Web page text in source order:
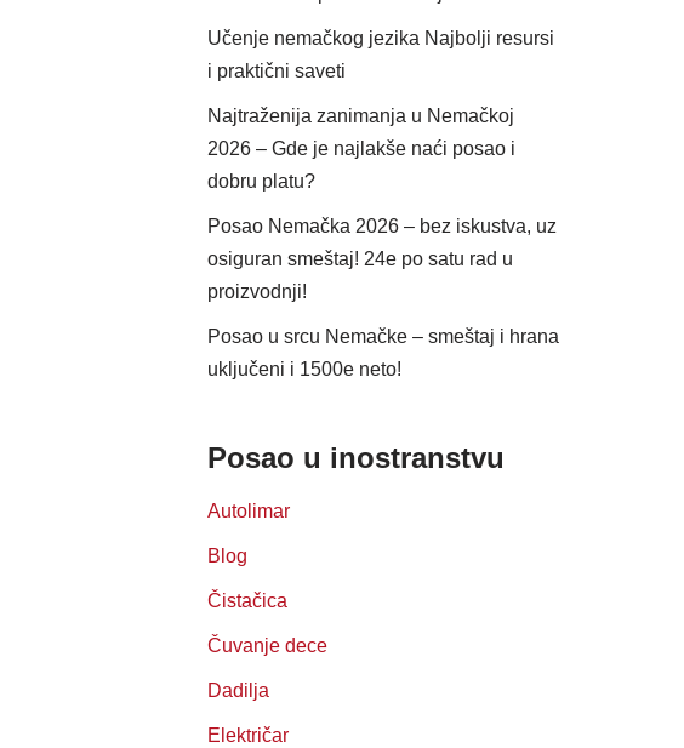
Učenje nemačkog jezika Najbolji resursi
i praktični saveti
Najtraženija zanimanja u Nemačkoj
2026 – Gde je najlakše naći posao i
dobru platu?
Posao Nemačka 2026 – bez iskustva, uz
osiguran smeštaj! 24e po satu rad u
proizvodnji!
Posao u srcu Nemačke – smeštaj i hrana
uključeni i 1500e neto!
Posao u inostranstvu
Autolimar
Blog
Čistačica
Čuvanje dece
Dadilja
Električar